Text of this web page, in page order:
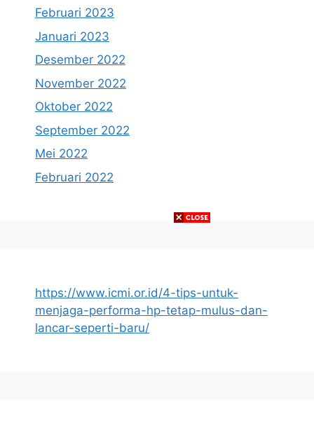
Februari 2023
Januari 2023
Desember 2022
November 2022
Oktober 2022
September 2022
Mei 2022
Februari 2022
https://www.icmi.or.id/4-tips-untuk-
menjaga-performa-hp-tetap-mulus-dan-
lancar-seperti-baru/